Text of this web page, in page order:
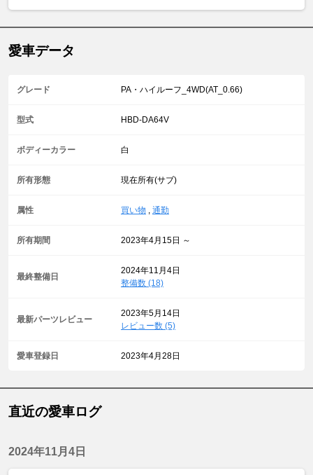
愛車データ
グレード PA・ハイルーフ_4WD(AT_0.66)
型式 HBD-DA64V
ボディーカラー 白
所有形態 現在所有(サブ)
属性 買い物 , 通勤
所有期間 2023年4月15日 ～
最終整備日
2024年11月4日
整備数 (18)
最新パーツレビュー
2023年5月14日
レビュー数 (5)
愛車登録日 2023年4月28日
直近の愛車ログ
2024年11月4日